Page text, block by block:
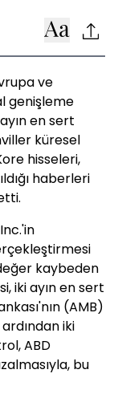
ve
genişleme
en sert
küresel
hisseleri,
haberleri
kaybeden
iki ayın en sert
(AMB)
iki
ABD
bu